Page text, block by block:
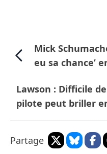
Mick
eu sa chance’
Lawson : Difficile
pilote peut briller
Partage